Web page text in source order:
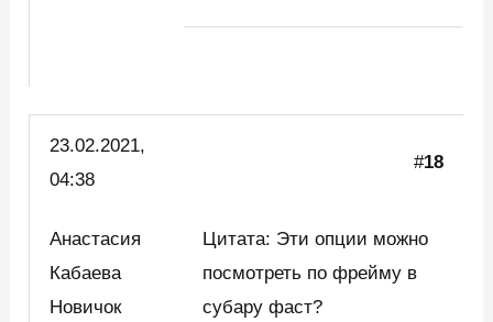
23.02.2021,
04:38
#18
Анастасия
Кабаева
Новичок
Цитата: Эти опции можно
посмотреть по фрейму в
субару фаст?